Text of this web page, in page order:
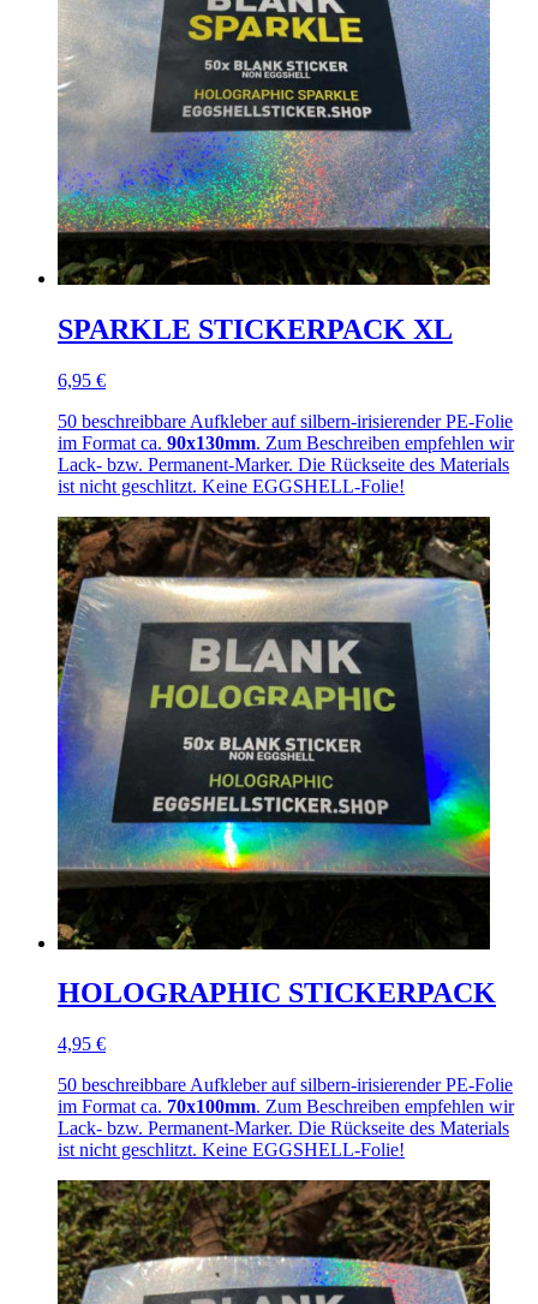
SPARKLE STICKERPACK XL
6,95 €
50 beschreibbare Aufkleber auf silbern-irisierender PE-Folie
im Format ca. 90x130mm. Zum Beschreiben empfehlen wir
Lack- bzw. Permanent-Marker. Die Rückseite des Materials
ist nicht geschlitzt. Keine EGGSHELL-Folie!
HOLOGRAPHIC STICKERPACK
4,95 €
50 beschreibbare Aufkleber auf silbern-irisierender PE-Folie
im Format ca. 70x100mm. Zum Beschreiben empfehlen wir
Lack- bzw. Permanent-Marker. Die Rückseite des Materials
ist nicht geschlitzt. Keine EGGSHELL-Folie!